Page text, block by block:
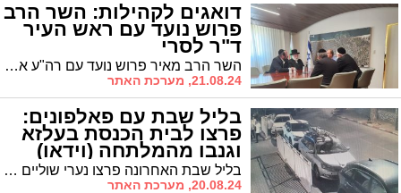
דואגים לקהילות: השר הרב
פרוש נועד עם ראש העיר
ד"ר לסרי
השר הרב מאיר פרוש נועד עם רה"ע אשדוד יחיאל לסרי בכדי לדון בצרכי הקהילות העיר. בפגישה השתתפו יו"ר אשדוד התורנית הרב אפרים וובר וחבר המועצה הרב יהושע טננהויז
21.08.24, מערכת האתר
בליל שבת עם פאלפונים:
פרצו לבית הכנסת בעלזא
וגנבו מהמלתחה (וידאו)
בליל שבת האחרונה פרצו נערי שוליים לבית הכנסת 'בית שלום' של בעלזא ברובע ז' לא לפני שהם שוברים את מראת רכב אחד המתפללים שחנה למרגלותיו, 'חגגו' במטבח וגנבו מהמלתחה. הנהלת בית הכנסת צפויה להגיש תלונה במשטרה
20.08.24, מערכת האתר